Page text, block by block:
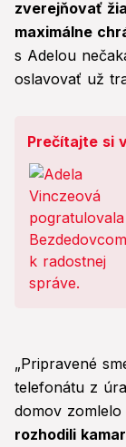
zverejňovať
maximálne
s Adelou
oslavovať už
Prečítajte si
„Pripravené
telefonátu z
domov zomlelo
rozhodili